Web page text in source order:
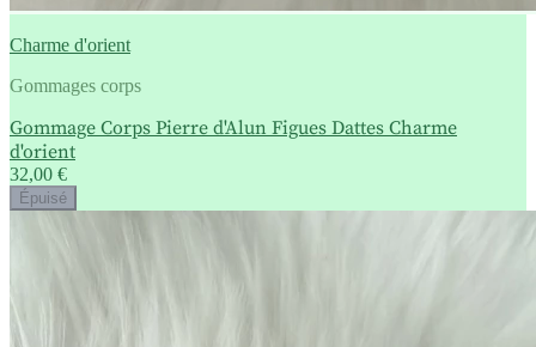
Charme d'orient
Gommages corps
Gommage Corps Pierre d'Alun Figues Dattes Charme
d'orient
32,00 €
Épuisé